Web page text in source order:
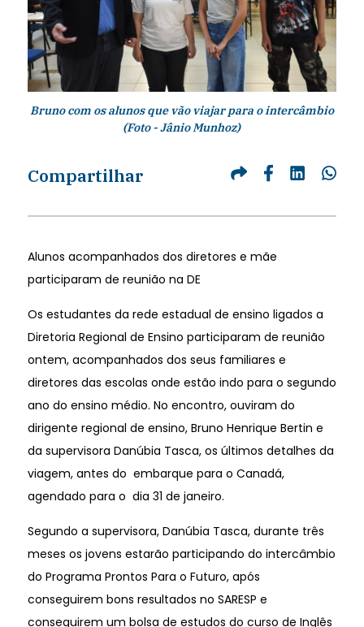
Bruno com os alunos que vão viajar para o intercâmbio
(Foto - Jânio Munhoz)
Compartilhar
Alunos acompanhados dos diretores e mãe
participaram de reunião na DE
Os estudantes da rede estadual de ensino ligados a
Diretoria Regional de Ensino participaram de reunião
ontem, acompanhados dos seus familiares e
diretores das escolas onde estão indo para o segundo
ano do ensino médio. No encontro, ouviram do
dirigente regional de ensino, Bruno Henrique Bertin e
da supervisora Danúbia Tasca, os últimos detalhes da
viagem, antes do embarque para o Canadá,
agendado para o dia 31 de janeiro.
Segundo a supervisora, Danúbia Tasca, durante três
meses os jovens estarão participando do intercâmbio
do Programa Prontos Para o Futuro, após
conseguirem bons resultados no SARESP e
conseguirem um bolsa de estudos do curso de Inglês